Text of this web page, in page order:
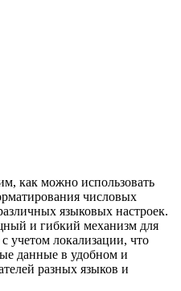
как можно использовать
числовых
языковых настроек.
и гибкий механизм для
учетом локализации, что
данные в удобном и
разных языков и